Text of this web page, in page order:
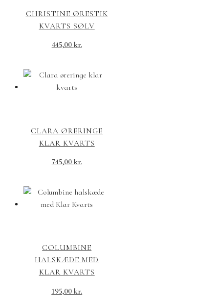
CHRISTINE ØRESTIK
KVARTS SØLV
445,00 kr.
CLARA ØRERINGE
KLAR KVARTS
745,00 kr.
COLUMBINE
HALSKÆDE MED
KLAR KVARTS
195,00kr.